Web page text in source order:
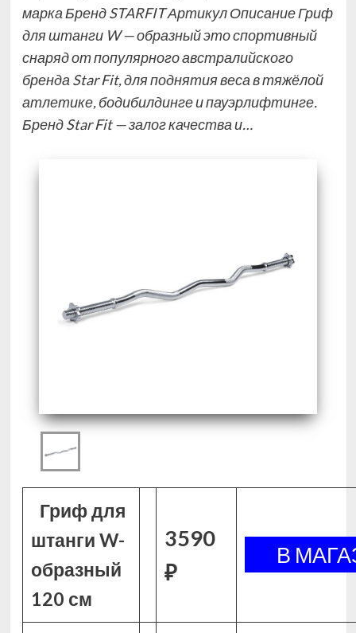
марка Бренд STARFIT Артикул Описание Гриф
для штанги W — образный это спортивный
снаряд от популярного австралийского
бренда Star Fit, для поднятия веса в тяжёлой
атлетике, бодибилдинге и пауэрлифтинге.
Бренд Star Fit — залог качества и…
Гриф для
штанги W-
образный
120 см
3590
₽